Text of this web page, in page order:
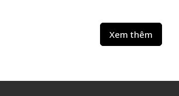
Xem thêm